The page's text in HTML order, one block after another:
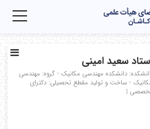
سعید امینی
دانشکده مهندسی مکانیک - گروه: مهندسی
- ساخت و تولید مقطع تحصیلی: دکترای
|